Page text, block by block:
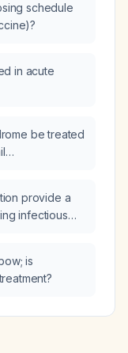
schedule
in acute
be treated
provide a
infectious
is